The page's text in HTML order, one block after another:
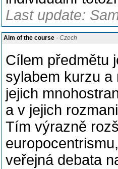
Last update:
Aim of the course - Czech
Cílem předmětu
sylabem kurzu
jejich
a v jejich
Tím výrazně
veřejná debata